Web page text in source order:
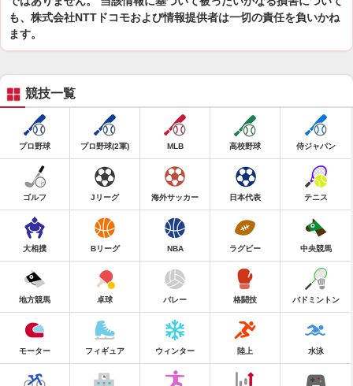
も、株式会社NTTドコモおよび情報提供者は一切の責任を負いかね
ます。
競技一覧
プロ野球 プロ野球(2軍) MLB 高校野球 侍ジャパン
ゴルフ Jリーグ 海外サッカー 日本代表 テニス
大相撲 Bリーグ NBA ラグビー 中央競馬
地方競馬 卓球 バレー 格闘技 バドミントン
モーター フィギュア ウィンター 陸上 水泳